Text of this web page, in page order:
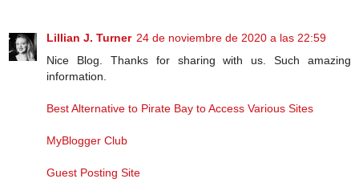
Lillian J. Turner 24 de noviembre de 2020 a las 22:59
Nice Blog. Thanks for sharing with us. Such amazing
information.
Best Alternative to Pirate Bay to Access Various Sites
MyBlogger Club
Guest Posting Site